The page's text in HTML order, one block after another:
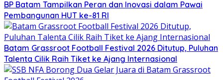
BP Batam Tampilkan Peran dan Inovasi dalam Pawai
Pembangunan HUT ke-81 RI
Batam Grassroot Football Festival 2026 Ditutup, Puluhan
Talenta Cilik Raih Tiket ke Ajang Internasional